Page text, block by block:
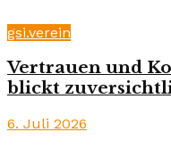
gsi.verein
Vertrauen und
blickt
6. Juli 2026